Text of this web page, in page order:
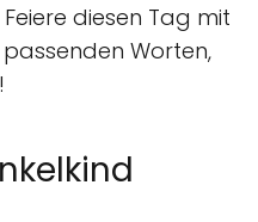
diesen Tag mit
Worten,